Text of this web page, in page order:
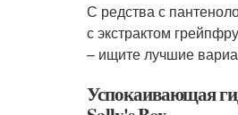
С редства с
с экстрактом
– ищите лучшие
Успокаивающая